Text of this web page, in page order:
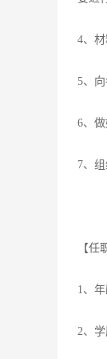
4、
5、
6、
7、
【任
1、
2、